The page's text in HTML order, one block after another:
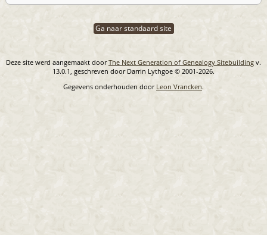
Ga naar standaard site
Deze site werd aangemaakt doorThe Next Generation of Genealogy Sitebuilding v.
13.0.1, geschreven door Darrin Lythgoe © 2001-2026.
Gegevens onderhouden door Leon Vrancken.